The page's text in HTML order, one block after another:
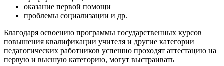
оказание первой помощи
проблемы социализации и др.
Благодаря освоению программы государственных курсов
повышения квалификации учителя и другие категории
педагогических работников успешно проходят аттестацию на
первую и высшую категорию, могут выстраивать